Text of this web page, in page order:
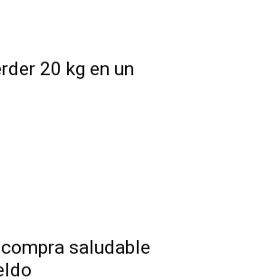
20 kg en un
saludable